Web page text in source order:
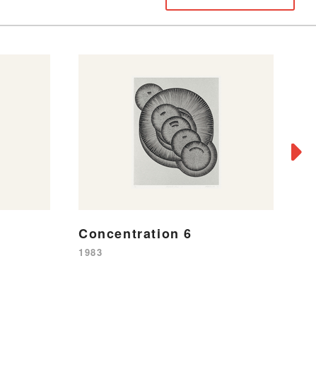
Concentration 6
1983